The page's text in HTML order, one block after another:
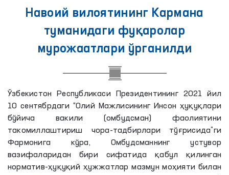
Навоий вилоятининг Кармана
туманидаги фуқаролар
мурожаатлари ўрганилди
Ўзбекистон Республикаси Президентининг 2021 йил
10 сентябрдаги “Олий Мажлисининг Инсон ҳуқуқлари
бўйича вакили (омбудсман) фаолиятини
такомиллаштириш чора-тадбирлари тўғрисида”ги
Фармонига кўра, Омбудсманнинг устувор
вазифаларидан бири сифатида қабул қилинган
норматив-ҳуқуқий ҳужжатлар мазмун моҳияти билан